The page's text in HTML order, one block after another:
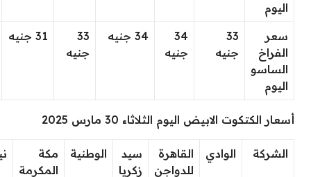
اليوم
سعر
الفراخ
الساسو
اليوم
33
جنيه
34
جنيه
34 جنيه
33
جنيه
31 جنيه
أسعار الكتكوت الابيض اليوم الثلاثاء 30 مارس 2025
الشركة الوادي
القاهرة
للدواجن
سيد
زكريا
الوطنية
مكة
المكرمة